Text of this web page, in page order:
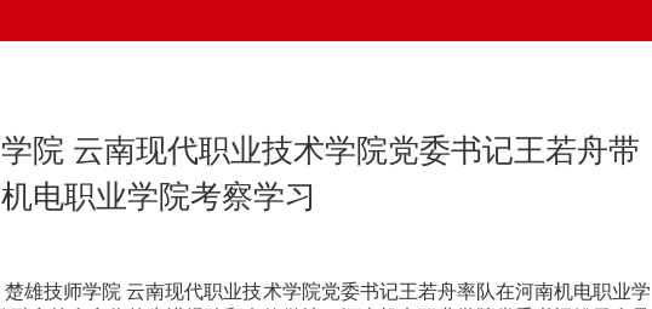
院 云南现代职业技术学院党委书记王若舟带
电职业学院考察学习
雄技师学院 云南现代职业技术学院党委书记王若舟率队在河南机电职业学